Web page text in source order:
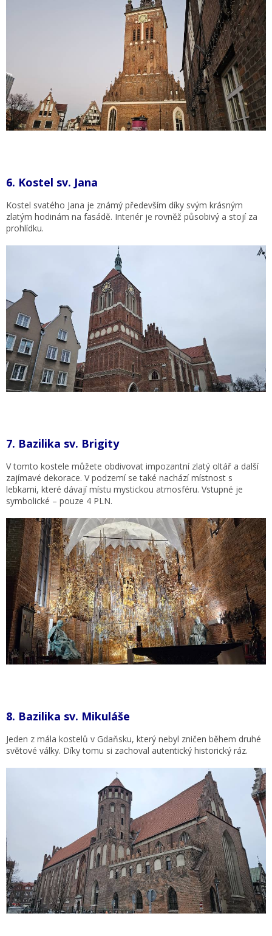
6. Kostel sv. Jana
Kostel svatého Jana je známý především díky svým krásným
zlatým hodinám na fasádě. Interiér je rovněž působivý a stojí za
prohlídku.
7. Bazilika sv. Brigity
V tomto kostele můžete obdivovat impozantní zlatý oltář a další
zajímavé dekorace. V podzemí se také nachází místnost s
lebkami, které dávají místu mystickou atmosféru. Vstupné je
symbolické – pouze 4 PLN.
8. Bazilika sv. Mikuláše
Jeden z mála kostelů v Gdaňsku, který nebyl zničen během druhé
světové války. Díky tomu si zachoval autentický historický ráz.